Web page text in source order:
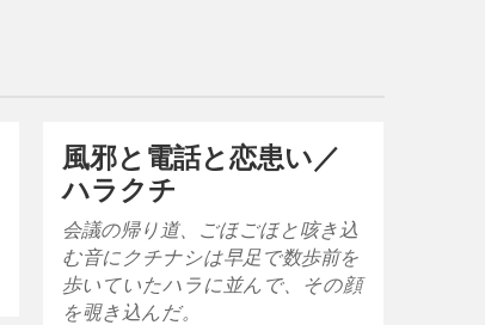
風邪と電話と恋患い／
ハラクチ
会議の帰り道、ごほごほと咳き込
む音にクチナシは早足で数歩前を
歩いていたハラに並んで、その顔
を覗き込んだ。